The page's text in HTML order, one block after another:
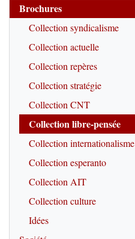
Brochures
Collection syndicalisme
Collection actuelle
Collection repères
Collection stratégie
Collection CNT
Collection libre-pensée
Collection internationalisme
Collection esperanto
Collection AIT
Collection culture
Idées